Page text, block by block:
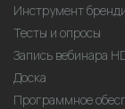
Инструмент
Тесты и опросы
Запись вебинара
Доска
Программное